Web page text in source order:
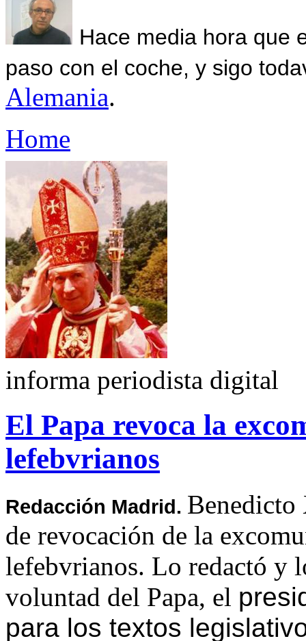
Hace media hora que
paso con el coche, y sigo
Alemania.
Home
informa periodista digital
El Papa revoca la
lefebvrianos
Redacción Madrid. Benedicto
de revocación de la
lefebvrianos. Lo redactó y
voluntad del Papa, el
para los textos